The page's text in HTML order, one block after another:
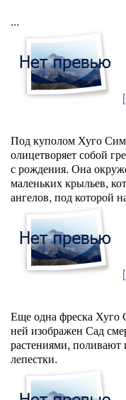
...
Под куполом Хуго
олицетворяет собой
с рождения. Она
маленьких крыльев,
ангелов, под которой
Еще одна фреска Хуго
ней изображен Сад
растениями,
лепестки.